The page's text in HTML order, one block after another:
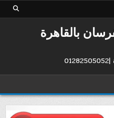
بالقاهرة